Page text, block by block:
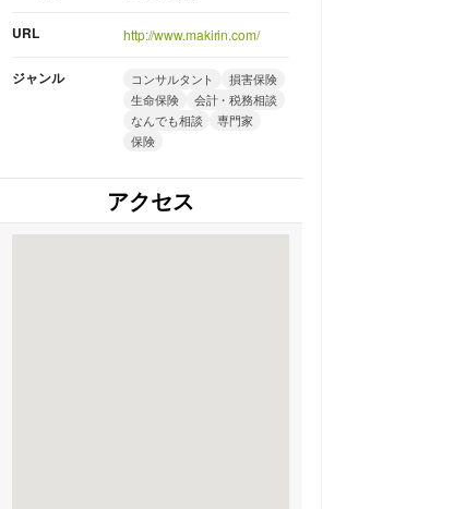
URL http://www.makirin.com/
ジャンル コンサルタント
損害保険
生命保険
会計・税務相談
なんでも相談
専門家
保険
アクセス